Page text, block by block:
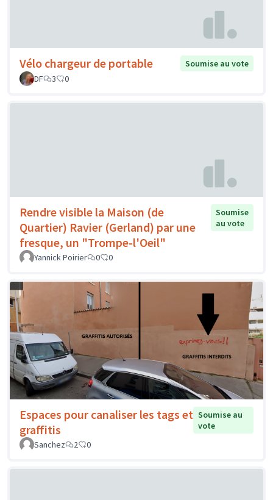
Vélo chargeur de portable
Soumise au vote
DF
3 0
Rendre visible la Maison (de
Quartier) Ravier (Gerland) par une
fresque, un "Trompe-l'Oeil"
Soumise
au vote
Yannick Poirier 0 0
Espaces pour canaliser les tags et
graffitis
Soumise au
vote
Sanchez
2 0